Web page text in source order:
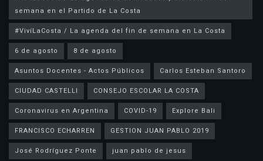
semana en el Partido de La Costa
#VivíLaCosta / La agenda del fin de semana en La Costa
6 de agosto
8 de agosto
Asuntos Docentes - Actos Públicos
Carlos Esteban Santoro
CIUDAD CASTELLI
CONSEJO ESCOLAR LA COSTA
Coronavirus en Argentina
COVID-19
Explore Bali
FRANCISCO ECHARREN
GESTION JUAN PABLO 2019
José Rodríguez Ponte
juan pablo de jesus